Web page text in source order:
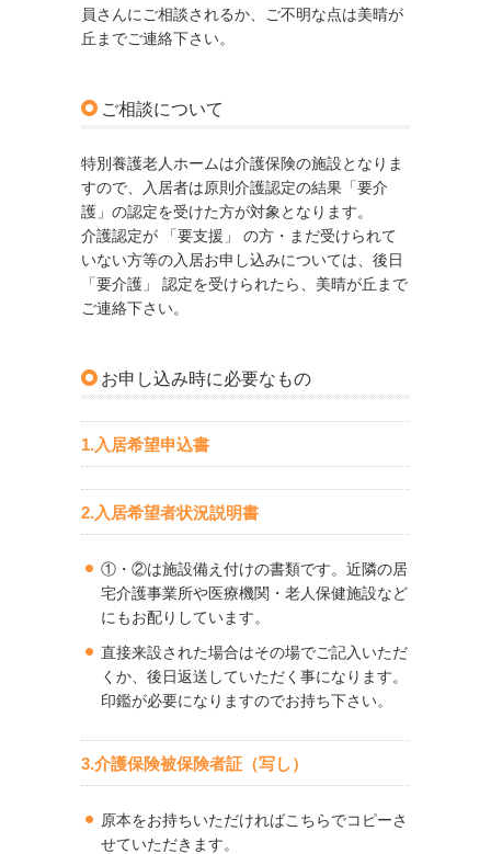
員さんにご相談されるか、ご不明な点は美晴が
丘までご連絡下さい。
ご相談について
特別養護老人ホームは介護保険の施設となりま
すので、入居者は原則介護認定の結果「要介
護」の認定を受けた方が対象となります。
介護認定が 「要支援」 の方・まだ受けられて
いない方等の入居お申し込みについては、後日
「要介護」 認定を受けられたら、美晴が丘まで
ご連絡下さい。
お申し込み時に必要なもの
1.入居希望申込書
2.入居希望者状況説明書
①・②は施設備え付けの書類です。近隣の居
宅介護事業所や医療機関・老人保健施設など
にもお配りしています。
直接来設された場合はその場でご記入いただ
くか、後日返送していただく事になります。
印鑑が必要になりますのでお持ち下さい。
3.介護保険被保険者証（写し）
原本をお持ちいただければこちらでコピーさ
せていただきます。